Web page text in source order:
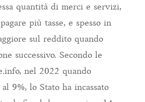
quantità di merci e servizi,
più tasse, e spesso in
sul reddito quando
successivo. Secondo le
nel 2022 quando
9%, lo Stato ha incassato